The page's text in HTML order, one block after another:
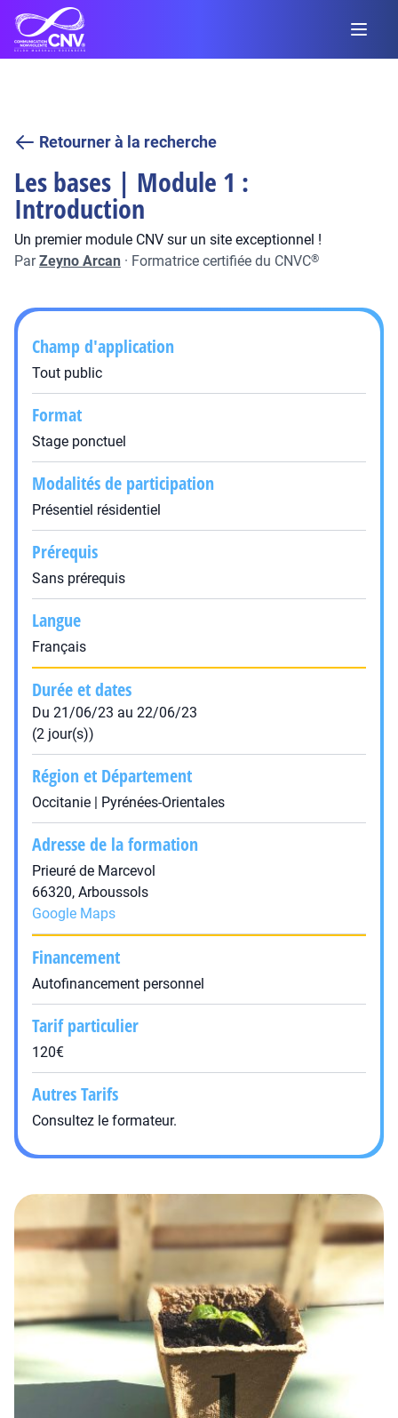
Retourner à la recherche
Les bases | Module 1 :
Introduction
Un premier module CNV sur un site exceptionnel !
ParZeyno Arcan · Formatrice certifiée du CNVC®
Champ d'application
Tout public
Format
Stage ponctuel
Modalités de participation
Présentiel résidentiel
Prérequis
Sans prérequis
Langue
Français
Durée et dates
Du 21/06/23 au 22/06/23
(2 jour(s))
Région et Département
Occitanie | Pyrénées-Orientales
Adresse de la formation
Prieuré de Marcevol
66320, Arboussols
Google Maps
Financement
Autofinancement personnel
Tarif particulier
120€
Autres Tarifs
Consultez le formateur.